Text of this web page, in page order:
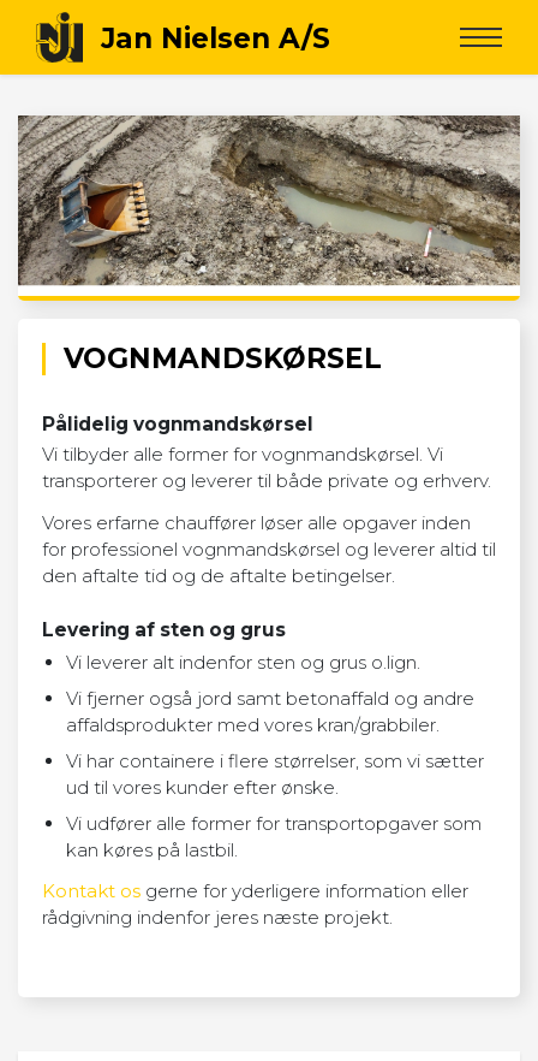
VOGNMANDSKØRSEL
Pålidelig vognmandskørsel
Vi tilbyder alle former for vognmandskørsel. Vi
transporterer og leverer til både private og erhverv.
Vores erfarne chauffører løser alle opgaver inden
for professionel vognmandskørsel og leverer altid til
den aftalte tid og de aftalte betingelser.
Levering af sten og grus
Vi leverer alt indenfor sten og grus o.lign.
Vi fjerner også jord samt betonaffald og andre
affaldsprodukter med vores kran/grabbiler.
Vi har containere i flere størrelser, som vi sætter
ud til vores kunder efter ønske.
Vi udfører alle former for transportopgaver som
kan køres på lastbil.
Kontakt os gerne for yderligere information eller
rådgivning indenfor jeres næste projekt.